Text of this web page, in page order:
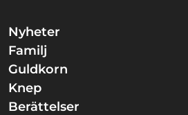
Nyheter
Familj
Guldkorn
Knep
Berättelser